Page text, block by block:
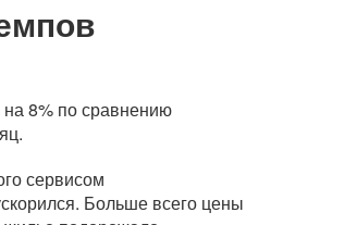
8% по сравнению
сервисом
Больше всего цены